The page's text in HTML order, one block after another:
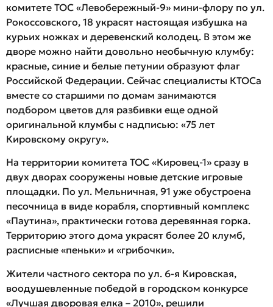
комитете ТОС «Левобережный-9» мини-флору по ул.
Рокоссовского, 18 украсят настоящая избушка на
курьих ножках и деревенский колодец. В этом же
дворе можно найти довольно необычную клумбу:
красные, синие и белые петунии образуют флаг
Российской Федерации. Сейчас специалисты КТОСа
вместе со старшими по домам занимаются
подбором цветов для разбивки еще одной
оригинальной клумбы с надписью: «75 лет
Кировскому округу».
На территории комитета ТОС «Кировец-1» сразу в
двух дворах сооружены новые детские игровые
площадки. По ул. Мельничная, 91 уже обустроена
песочница в виде корабля, спортивный комплекс
«Паутина», практически готова деревянная горка.
Территорию этого дома украсят более 20 клумб,
расписные «пеньки» и «грибочки».
Жители частного сектора по ул. 6-я Кировская,
воодушевленные победой в городском конкурсе
«Лучшая дворовая елка – 2010», решили